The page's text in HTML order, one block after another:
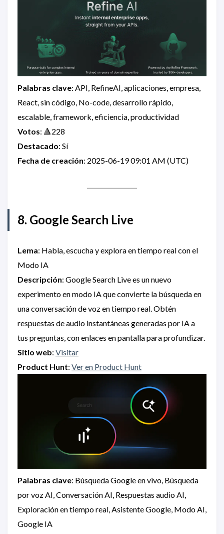
Palabras clave: API, RefineAI, aplicaciones, empresa,
React, sin código, No-code, desarrollo rápido,
escalable, framework, eficiencia, productividad
Votos: 🔺228
Destacado: Sí
Fecha de creación: 2025-06-19 09:01 AM (UTC)
8. Google Search Live
Lema: Habla, escucha y explora en tiempo real con el
Modo IA
Descripción: Google Search Live es un nuevo
experimento en modo IA que convierte la búsqueda en
una conversación de voz en tiempo real. Obtén
respuestas de audio instantáneas generadas por IA a
tus preguntas, con enlaces en pantalla para profundizar.
Sitio web: Visitar
Product Hunt: Ver en Product Hunt
Palabras clave: Búsqueda Google en vivo, Búsqueda
por voz AI, Conversación AI, Respuestas audio AI,
Exploración en tiempo real, Asistente Google, Modo AI,
Google IA